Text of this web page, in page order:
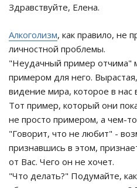
Здравствуйте, Елена.
Алкоголизм, как правило, не
личностной проблемы.
"Неудачный пример отчима"
примером для него.
видение мира, которое в нас
Тот пример, который они
не просто примером, а чем-
"Говорит, что не любит" -
признавшись в этом,
от Вас. Чего он не хочет.
"Что делать?" Подумайте,